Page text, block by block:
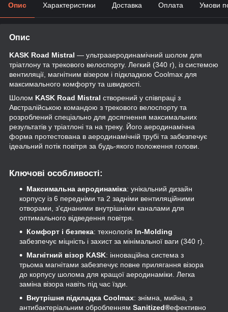
Опис Характеристики Доставка Оплата Умови
Опис
KASK Road Mistral — ультрааеродинамічний шолом для
тріатлону та трекового велоспорту. Легкий (340 г), із системою
вентиляції, магнітним візером і підкладкою Coolmax для
максимального комфорту та швидкості.
Шолом KASK Road Mistral створений у співпраці з
Австралійською командою з трекового велоспорту та
розроблений спеціально для досягнення максимальних
результатів у тріатлоні та на треку. Його аеродинамічна
форма протестована в аеродинамічній трубі та забезпечує
ідеальний потік повітря за будь-якого положення голови.
Ключові особливості:
Максимальна аеродинаміка: унікальний дизайн
корпусу із 6 передніми та 2 задніми вентиляційними
отворами, з'єднаними внутрішніми каналами для
оптимального відведення повітря.
Комфорт і безпека: технологія In-Molding
забезпечує міцність і захист за мінімальної ваги (340 г).
Магнітний візор KASK: інноваційна система з
трьома магнітами забезпечує повне прилягання візора
до корпусу шолома для кращої аеродинаміки. Легка
заміна візора навіть під час їзди.
Внутрішня підкладка Coolmax: знімна, мийна, з
антибактеріальним обробленням Sanitized®ефективно